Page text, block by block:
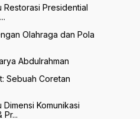
Presidential
Olahraga dan Pola
Abdulrahman
Sebuah Coretan
Komunikasi
Pr...